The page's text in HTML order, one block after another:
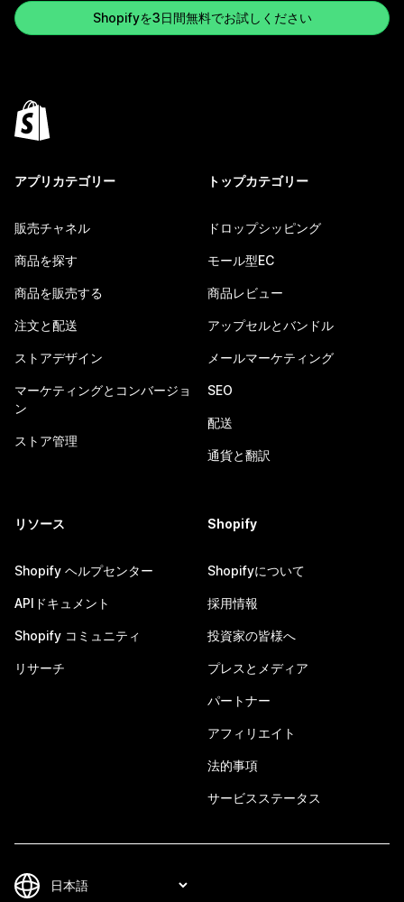
Shopifyを3日間無料でお試しください
アプリカテゴリー
販売チャネル
商品を探す
商品を販売する
注文と配送
ストアデザイン
マーケティングとコンバージョ
ン
ストア管理
トップカテゴリー
ドロップシッピング
モール型EC
商品レビュー
アップセルとバンドル
メールマーケティング
SEO
配送
通貨と翻訳
リソース
Shopify ヘルプセンター
APIドキュメント
Shopify コミュニティ
リサーチ
Shopify
Shopifyについて
採用情報
投資家の皆様へ
プレスとメディア
パートナー
アフィリエイト
法的事項
サービスステータス